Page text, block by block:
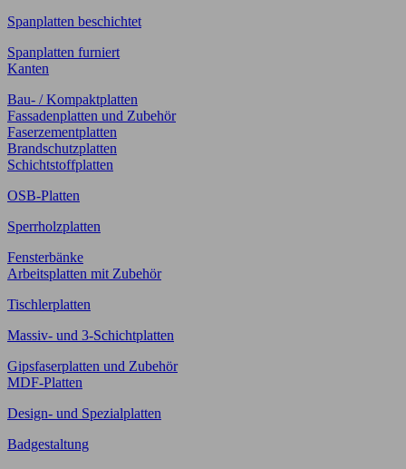
Spanplatten beschichtet
Spanplatten furniert
Kanten
Bau- / Kompaktplatten
Fassadenplatten und Zubehör
Faserzementplatten
Brandschutzplatten
Schichtstoffplatten
OSB-Platten
Sperrholzplatten
Fensterbänke
Arbeitsplatten mit Zubehör
Tischlerplatten
Massiv- und 3-Schichtplatten
Gipsfaserplatten und Zubehör
MDF-Platten
Design- und Spezialplatten
Badgestaltung